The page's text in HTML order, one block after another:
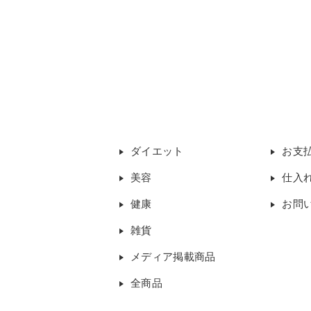
ダイエット
美容
健康
雑貨
メディア掲載商品
全商品
お支
仕入
お問